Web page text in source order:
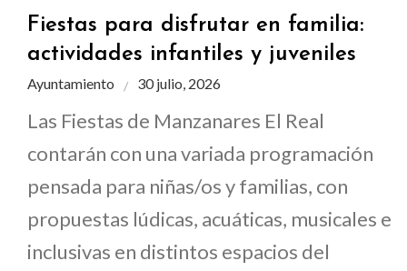
Fiestas para disfrutar en familia:
actividades infantiles y juveniles
Ayuntamiento 30 julio, 2026
Las Fiestas de Manzanares El Real
contarán con una variada programación
pensada para niñas/os y familias, con
propuestas lúdicas, acuáticas, musicales e
inclusivas en distintos espacios del